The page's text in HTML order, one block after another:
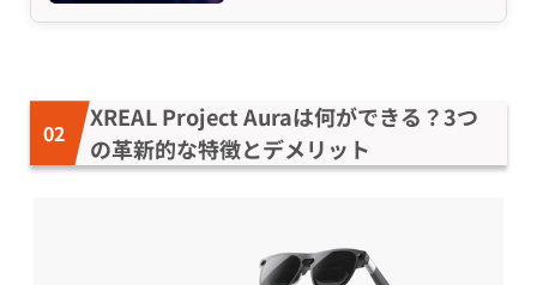
XREAL Project Auraは何ができる？3つ
の革新的な特徴とデメリット